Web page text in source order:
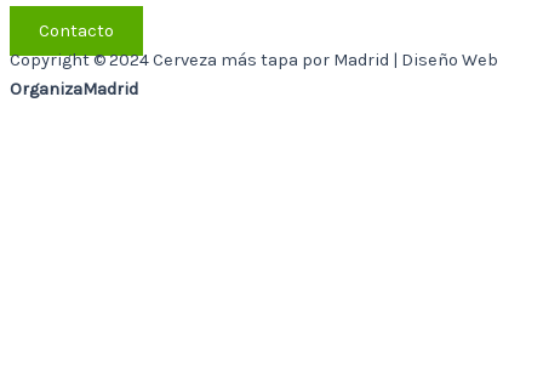
Contacto
Copyright © 2024 Cerveza más tapa por Madrid | Diseño Web
OrganizaMadrid